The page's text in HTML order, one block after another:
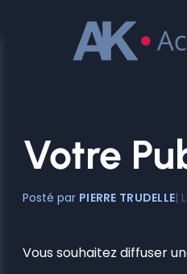
Votre
PIERRE TRUDELLE
Vous souhaitez diffuser